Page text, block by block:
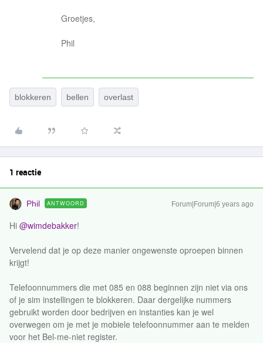
Groetjes,
Phil
blokkeren bellen overlast
1 reactie
Phil ANTWOORD Forum|Forum|6 years ago
Hi @wimdebakker!
Vervelend dat je op deze manier ongewenste oproepen binnen
krijgt!
Telefoonnummers die met 085 en 088 beginnen zijn niet via ons
of je sim instellingen te blokkeren. Daar dergelijke nummers
gebruikt worden door bedrijven en instanties kan je wel
overwegen om je met je mobiele telefoonnummer aan te melden
voor het Bel-me-niet register.